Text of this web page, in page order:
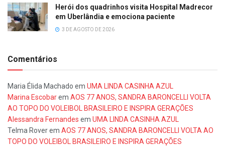
Herói dos quadrinhos visita Hospital Madrecor
em Uberlândia e emociona paciente
3 DE AGOSTO DE 2026
Comentários
Maria Élida Machado em UMA LINDA CASINHA AZUL
Marina Escobarem AOS 77 ANOS, SANDRA BARONCELLI VOLTA
AO TOPO DO VOLEIBOL BRASILEIRO E INSPIRA GERAÇÕES
Alessandra Fernandes em UMA LINDA CASINHA AZUL
Telma Roverem AOS 77 ANOS, SANDRA BARONCELLI VOLTA AO
TOPO DO VOLEIBOL BRASILEIRO E INSPIRA GERAÇÕES